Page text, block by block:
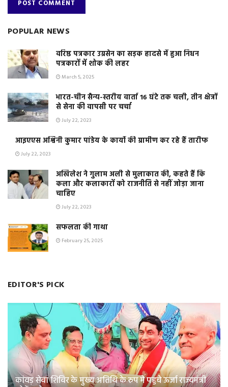
POPULAR NEWS
वरिष्ठ पत्रकार उग्रसेन का सड़क हादसे में हुआ निधन
पत्रकारों में शोक की लहर
March 5, 2025
भारत-चीन सैन्य-स्तरीय वार्ता 16 घंटे तक चली, तीन क्षेत्रों
से सेना की वापसी पर चर्चा
July 22, 2023
आइएएस अश्विनी कुमार पांडेय के कार्यो की ग्रामीण कर रहे हैं तारीफ
July 22, 2023
अखिलेश ने गुलाम अली से मुलाकात की, कहते हैं कि
कला और कलाकारों को राजनीति से नहीं जोड़ा जाना
चाहिए
July 22, 2023
सफलता की गाथा
February 25, 2025
EDITOR'S PICK
कांवड़ सेवा शिविर के मुख्य अतिथि के रुप मे पहुचे ऊर्जा राज्यमंत्री